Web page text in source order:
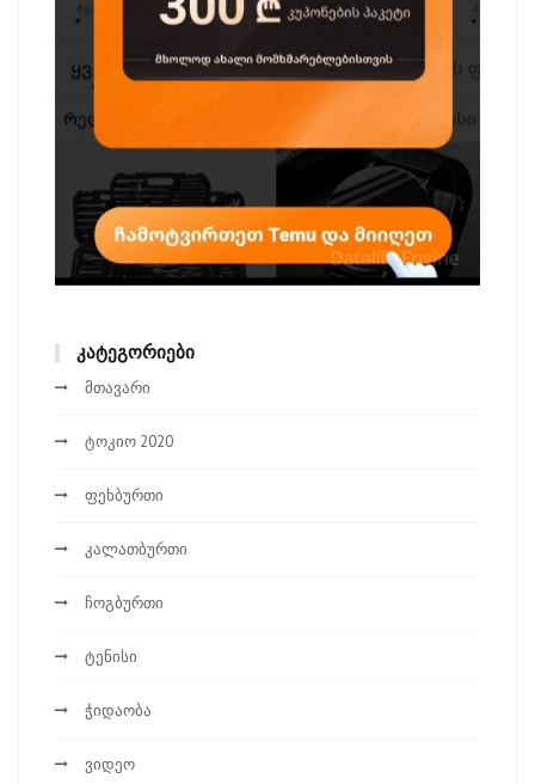
ᲙᲐᲢᲔᲒᲝᲠᲘᲔᲑᲘ
მთავარი
ტოკიო 2020
ფეხბურთი
კალათბურთი
ჩოგბურთი
ტენისი
ჭიდაობა
ვიდეო